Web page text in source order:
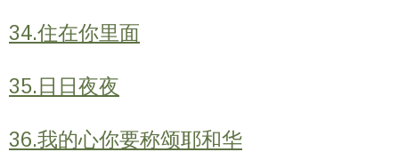
34.住在你里面
35.日日夜夜
36.我的心你要称颂耶和华